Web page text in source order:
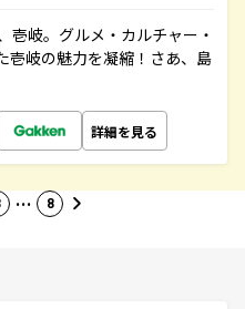
壱岐。グルメ・カルチャー・
壱岐の魅力を凝縮！さあ、島
詳細を見る
… 8